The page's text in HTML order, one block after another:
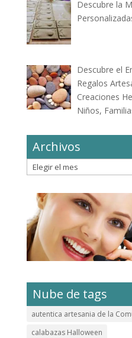
Descubre la
Descubre el
Regalos
Creaciones
Niños,
Archivos
Archivos
Nube de tags
autentica artesania de la
calabazas Halloween